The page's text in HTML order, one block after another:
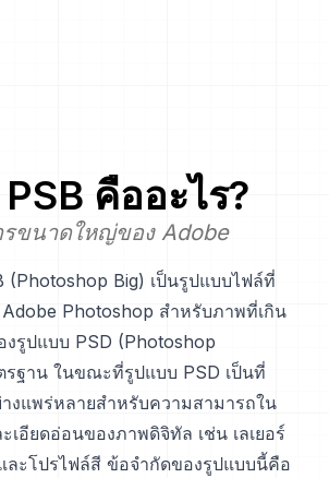
PSB คืออะไร?
รขนาดใหญ่ของ Adobe
(Photoshop Big) เป็นรูปแบบไฟล์ที่
Photoshop สำหรับภาพที่เกิน
รูปแบบ PSD (Photoshop
รฐาน ในขณะที่รูปแบบ PSD เป็นที่
งแพร่หลายสำหรับความสามารถใน
เอียดอ่อนของภาพดิจิทัล เช่น เลเยอร์
ะโปรไฟล์สี ข้อจำกัดของรูปแบบนี้คือ